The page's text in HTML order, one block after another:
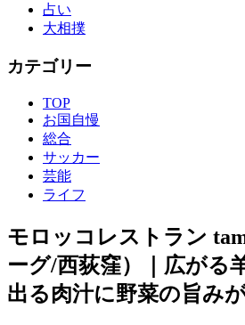
占い
大相撲
カテゴリー
TOP
お国自慢
総合
サッカー
芸能
ライフ
モロッコレストラン
ーグ/西荻窪）｜広がる
出る肉汁に野菜の旨み